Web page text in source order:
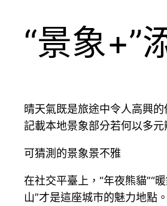
“景象+”
晴天氣既是旅途中令人高興
記載本地景象部分若何以多
可猜測的景象景不雅
在社交平臺上，“年夜熊貓”“
山”才是這座城市的魅力地點。